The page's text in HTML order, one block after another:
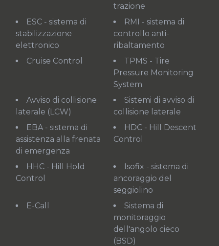
trazione
ESC - sistema di
stabilizzazione
elettronico
RMI - sistema di
controllo anti-
ribaltamento
Cruise Control
TPMS - Tire
Pressure Monitoring
System
Avviso di collisione
laterale (LCW)
Sistemi di avviso di
collisione laterale
EBA - sistema di
assistenza alla frenata
di emergenza
HDC - Hill Descent
Control
HHC - Hill Hold
Control
Isofix - sistema di
ancoraggio del
seggiolino
E-Call
Sistema di
monitoraggio
dell'angolo cieco
(BSD)